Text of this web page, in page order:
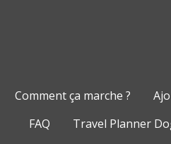
Comment ça marche ?
FAQ
Travel Planner